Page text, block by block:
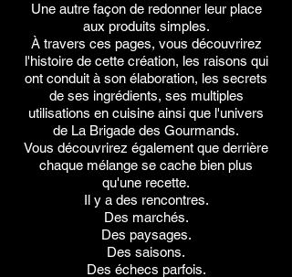
Une autre façon de redonner leur place
aux produits simples.
À travers ces pages, vous découvrirez
l'histoire de cette création, les raisons qui
ont conduit à son élaboration, les secrets
de ses ingrédients, ses multiples
utilisations en cuisine ainsi que l'univers
de La Brigade des Gourmands.
Vous découvrirez également que derrière
chaque mélange se cache bien plus
qu'une recette.
Il y a des rencontres.
Des marchés.
Des paysages.
Des saisons.
Des échecs parfois.